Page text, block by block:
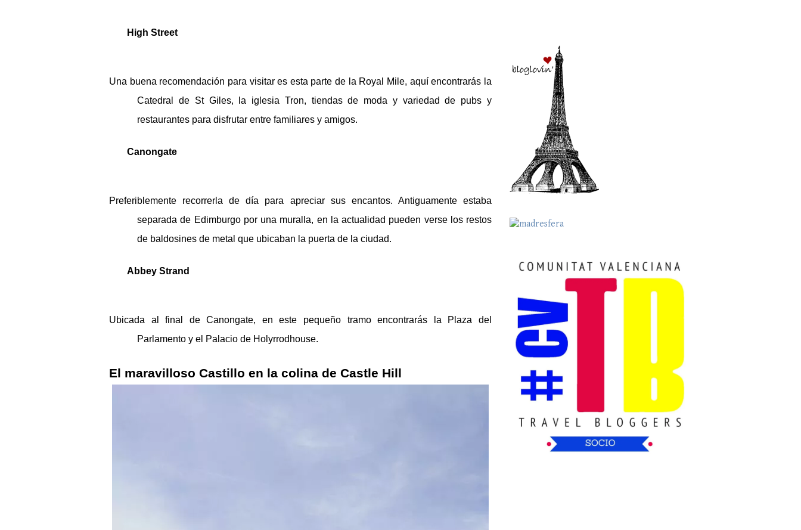
High Street
Una buena recomendación para visitar es esta parte de la Royal Mile, aquí encontrarás la
Catedral de St Giles, la iglesia Tron, tiendas de moda y variedad de pubs y
restaurantes para disfrutar entre familiares y amigos.
Canongate
Preferiblemente recorrerla de día para apreciar sus encantos. Antiguamente estaba
separada de Edimburgo por una muralla, en la actualidad pueden verse los restos
de baldosines de metal que ubicaban la puerta de la ciudad.
Abbey Strand
Ubicada al final de Canongate, en este pequeño tramo encontrarás la Plaza del
Parlamento y el Palacio de Holyrrodhouse.
El maravilloso Castillo en la colina de Castle Hill